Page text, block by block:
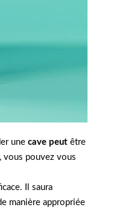
une cave peut être
vous pouvez vous
Il saura
manière appropriée